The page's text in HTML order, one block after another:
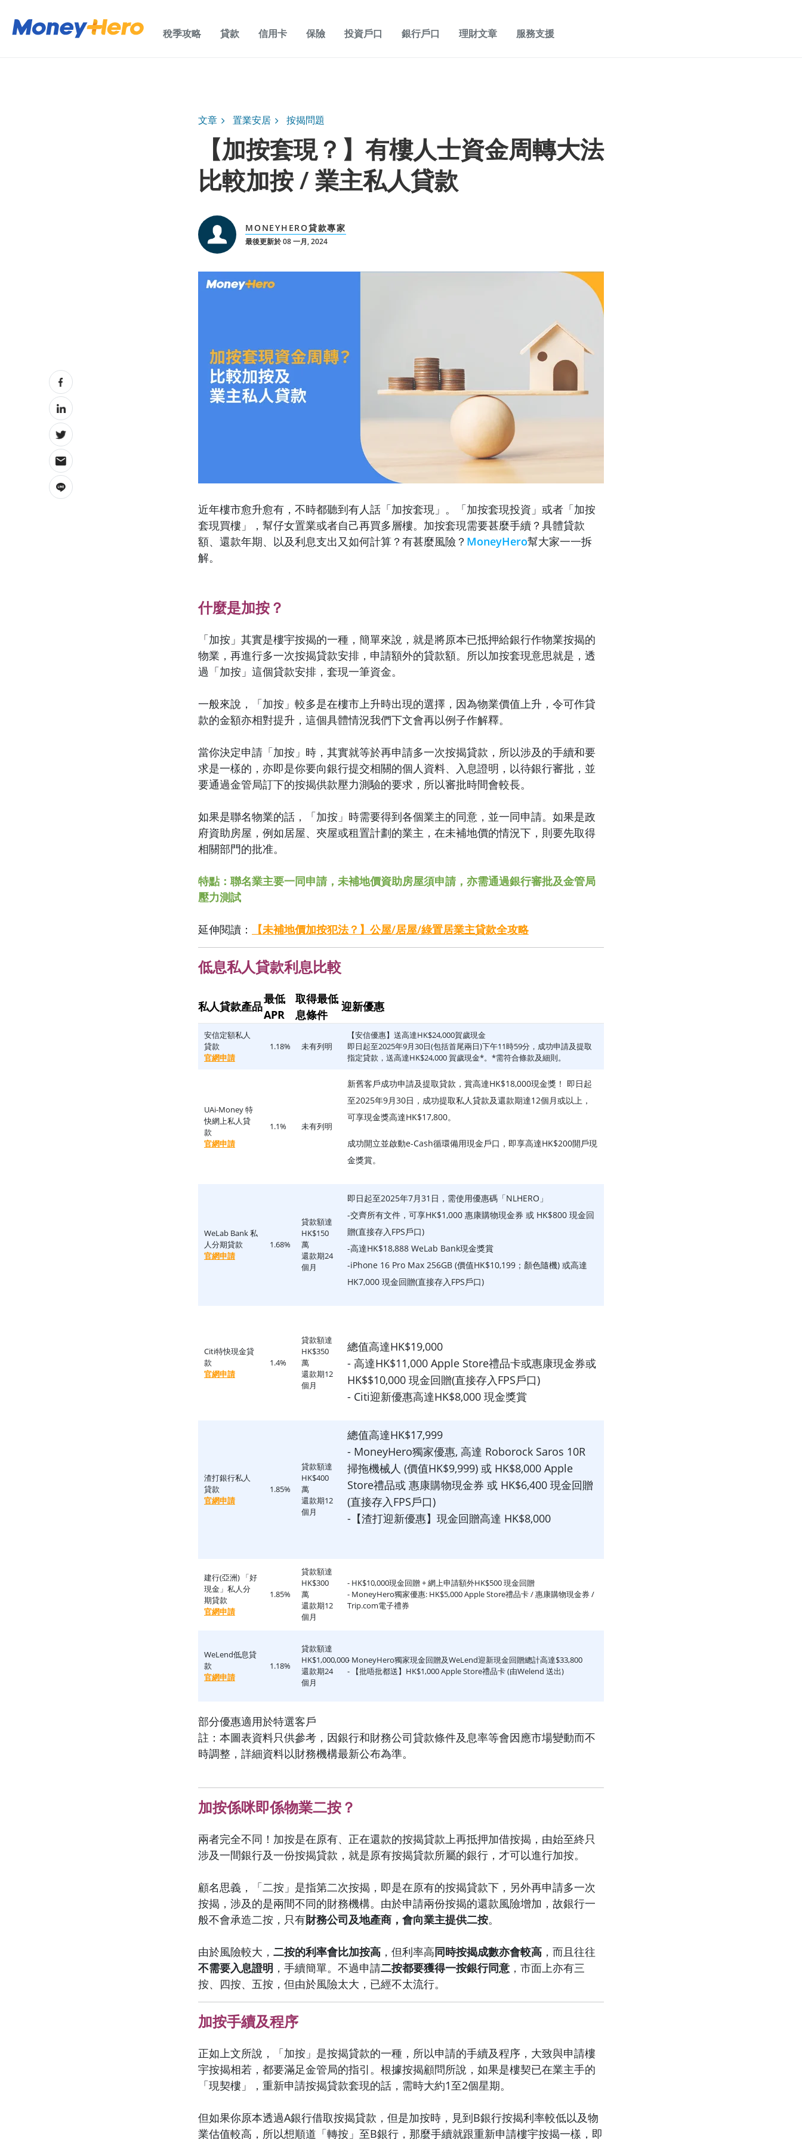
稅季攻略 貸款 信用卡 保險 投資戶口 銀行戶口 理財文章 服務支援
文章 置業安居 按揭問題
【加按套現？】有樓人士資金周轉大法
比較加按 / 業主私人貸款
MONEYHERO貸款專家
最後更新於 08 一月, 2024
近年樓市愈升愈有，不時都聽到有人話「加按套現」。「加按套現投資」或者「加按
套現買樓」，幫仔女置業或者自己再買多層樓。加按套現需要甚麼手續？具體貸款
額、還款年期、以及利息支出又如何計算？有甚麼風險？ MoneyHero幫大家一一拆
解。
什麼是加按？
「加按」其實是樓宇按揭的一種，簡單來說，就是將原本已抵押給銀行作物業按揭的
物業，再進行多一次按揭貸款安排，申請額外的貸款額。所以加按套現意思就是，透
過「加按」這個貸款安排，套現一筆資金。
一般來說，「加按」較多是在樓市上升時出現的選擇，因為物業價值上升，令可作貸
款的金額亦相對提升，這個具體情況我們下文會再以例子作解釋。
當你決定申請「加按」時，其實就等於再申請多一次按揭貸款，所以涉及的手續和要
求是一樣的，亦即是你要向銀行提交相關的個人資料、入息證明，以待銀行審批，並
要通過金管局訂下的按揭供款壓力測驗的要求，所以審批時間會較長。
如果是聯名物業的話，「加按」時需要得到各個業主的同意，並一同申請。如果是政
府資助房屋，例如居屋、夾屋或租置計劃的業主，在未補地價的情況下，則要先取得
相關部門的批准。
特點：聯名業主要一同申請，未補地價資助房屋須申請，亦需通過銀行審批及金管局
壓力測試
延伸閱讀： 【未補地價加按犯法？】公屋/居屋/綠置居業主貸款全攻略
低息私人貸款利息比較
私人貸款產品
最低
APR
取得最低
息條件
迎新優惠
安信定額私人
貸款
官網申請
1.18% 未有列明
【安信優惠】送高達HK$24,000賀歲現金
即日起至2025年9月30日(包括首尾兩日)下午11時59分 ，成功申請及提取
指定貸款，送高達HK$24,000 賀歲現金*。*需符合條款及細則。
UAi-Money 特
快網上私人貸
款
官網申請
1.1% 未有列明
新舊客戶成功申請及提取貸款，賞高達HK$18,000現金獎！ 即日起
至2025年9月30日，成功提取私人貸款及還款期達12個月或以上，
可享現金獎高達HK$17,800。
成功開立並啟動e-Cash循環備用現金戶口，即享高達HK$200開戶現
金獎賞。
WeLab Bank 私
人分期貸款
官網申請
1.68%
貸款額達
HK$150
萬
還款期24
個月
即日起至2025年7月31日，需使用優惠碼「NLHERO」
-交齊所有文件，可享HK$1,000 惠康購物現金券 或 HK$800 現金回
贈(直接存入FPS戶口)
-高達HK$18,888 WeLab Bank現金獎賞
-iPhone 16 Pro Max 256GB (價值HK$10,199；顏色隨機) 或高達
HK7,000 現金回贈(直接存入FPS戶口)
Citi特快現金貸
款
官網申請
1.4%
貸款額達
HK$350
萬
還款期12
個月
總值高達HK$19,000
- 高達HK$11,000 Apple Store禮品卡或惠康現金券或
HK$$10,000 現金回贈(直接存入FPS戶口)
- Citi迎新優惠高達HK$8,000 現金獎賞
渣打銀行私人
貸款
官網申請
1.85%
貸款額達
HK$400
萬
還款期12
個月
總值高達HK$17,999
- MoneyHero獨家優惠, 高達 Roborock Saros 10R
掃拖機械人 (價值HK$9,999) 或 HK$8,000 Apple
Store禮品或 惠康購物現金券 或 HK$6,400 現金回贈
(直接存入FPS戶口)
-【渣打迎新優惠】現金回贈高達 HK$8,000
建行(亞洲) 「好
現金」私人分
期貸款
官網申請
1.85%
貸款額達
HK$300
萬
還款期12
個月
- HK$10,000現金回贈 + 網上申請額外HK$500 現金回贈
- MoneyHero獨家優惠: HK$5,000 Apple Store禮品卡 / 惠康購物現金券 /
Trip.com電子禮券
WeLend低息貸
款
官網申請
1.18%
貸款額達
HK$1,000,000
還款期24
個月
- MoneyHero獨家現金回贈及WeLend迎新現金回贈總計高達$33,800
- 【批唔批都送】HK$1,000 Apple Store禮品卡 (由Welend 送出)
部分優惠適用於特選客戶
註：本圖表資料只供參考，因銀行和財務公司貸款條件及息率等會因應市場變動而不
時調整，詳細資料以財務機構最新公布為準。
加按係咪即係物業二按？
兩者完全不同！加按是在原有、正在還款的按揭貸款上再抵押加借按揭，由始至終只
涉及一間銀行及一份按揭貸款，就是原有按揭貸款所屬的銀行，才可以進行加按。
顧名思義，「二按」是指第二次按揭，即是在原有的按揭貸款下，另外再申請多一次
按揭，涉及的是兩間不同的財務機構。由於申請兩份按揭的還款風險增加，故銀行一
般不會承造二按，只有財務公司及地產商，會向業主提供二按。
由於風險較大， 二按的利率會比加按高 ，但利率高同時按揭成數亦會較高 ，而且往往
不需要入息證明 ，手續簡單。不過申請二按都要獲得一按銀行同意 ，市面上亦有三
按、四按、五按，但由於風險太大，已經不太流行。
加按手續及程序
正如上文所說，「加按」是按揭貸款的一種，所以申請的手續及程序，大致與申請樓
宇按揭相若，都要滿足金管局的指引。根據按揭顧問所說，如果是樓契已在業主手的
「現契樓」，重新申請按揭貸款套現的話，需時大約1至2個星期。
但如果你原本透過A銀行借取按揭貸款，但是加按時，見到B銀行按揭利率較低以及物
業估值較高，所以想順道「轉按」至B銀行，那麼手續就跟重新申請樓宇按揭一樣，即